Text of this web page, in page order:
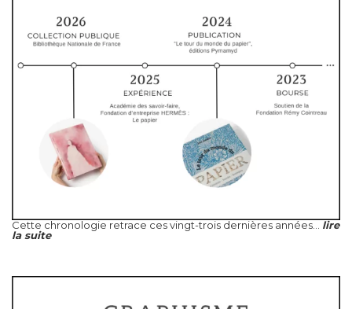
Cette chronologie retrace ces vingt-trois dernières années... lire
la suite